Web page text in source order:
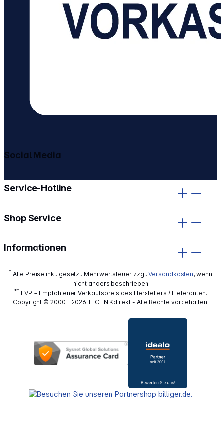
Service-Hotline
Shop Service
Informationen
Social Media
* Alle Preise inkl. gesetzl. Mehrwertsteuer zzgl. Versandkosten, wenn
nicht anders beschrieben
**EVP = Empfohlener Verkaufspreis des Herstellers / Lieferanten.
Copyright © 2000 - 2026 TECHNIKdirekt - Alle Rechte vorbehalten.